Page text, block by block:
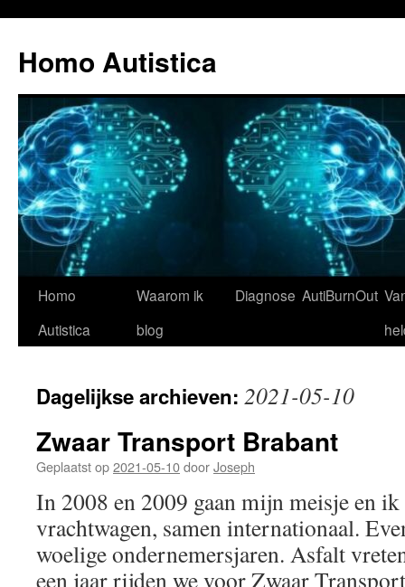
de
inhoud
Homo Autistica
Homo
Autistica
Waarom ik
blog
Diagnose AutiBurnOut
Dagelijkse archieven: 2021-05-10
Zwaar Transport Brabant
Geplaatst op2021-05-10doorJoseph
In 2008 en 2009 gaan mijn meisje en
vrachtwagen, samen internationaal.
woelige ondernemersjaren. Asfalt
een jaar rijden we voor Zwaar